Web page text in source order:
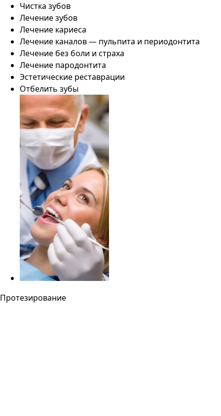
Чистка зубов
Лечение зубов
Лечение кариеса
Лечение каналов — пульпита и периодонтита
Лечение без боли и страха
Лечение пародонтита
Эстетические реставрации
Отбелить зубы
Протезирование